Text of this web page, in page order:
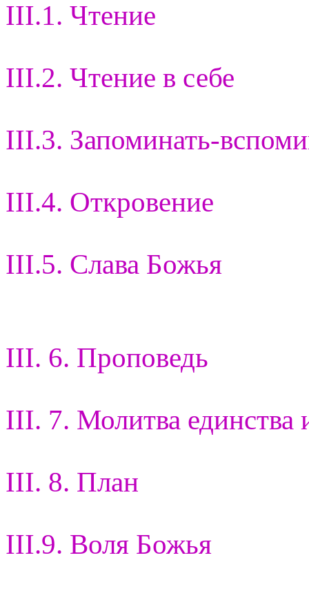
III.1. Чтение
III.2. Чтение в себе
III.3. Запоминать-
III.4. Откровение
III.5. Слава Божья
III. 6. Проповедь
III. 7. Молитва единства
III. 8. План
III.9. Воля Божья